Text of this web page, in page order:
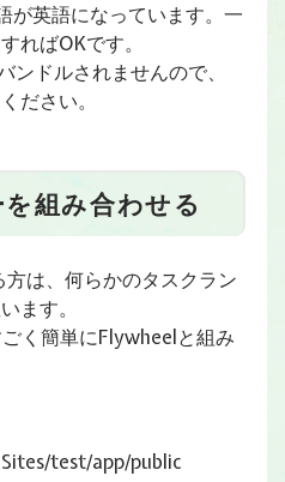
が英語になっています。一
ればOKです。
ドルされませんので、
ださい。
組み合わせる
方は、何らかのタスクラン
ます。
く簡単にFlywheelと組み
test/app/public